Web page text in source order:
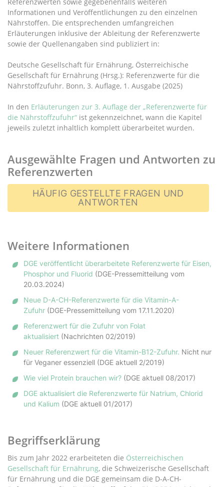
Informationen und Veröffentlichungen zu den einzelnen
Nährstoffen. Die entsprechenden umfangreichen
Erläuterungen inklusive der Ableitung der Referenzwerte
sowie der Quellenangaben sind publiziert in:
Deutsche Gesellschaft für Ernährung, Österreichische
Gesellschaft für Ernährung (Hrsg.): Referenzwerte für die
Nährstoffzufuhr. Bonn, 3. Auflage, 1. Ausgabe (2025)
In den Erläuterungen zur 3. Auflage der „Referenzwerte für
die Nährstoffzufuhr“ ist gekennzeichnet, wann die Kapitel
jeweils zuletzt inhaltlich komplett überarbeitet wurden.
Ausgewählte Fragen und Antworten zu
Referenzwerten
HÄUFIG GESTELLTE FRAGEN UND
ANTWORTEN
Weitere Informationen
DGE veröffentlicht überarbeitete Referenzwerte für Eisen,
Phosphor und Fluorid (DGE-Pressemitteilung vom
20.03.2024)
Neue D-A-CH-Referenzwerte für die Vitamin-A-
Zufuhr (DGE-Pressemitteilung vom 17.11.2020)
Referenzwert für die Zufuhr von Folat
aktualisiert (Nachrichten 02/2019)
Neuer Referenzwert für die Vitamin-B12-Zufuhr. Nicht nur
für Veganer essenziell (DGE aktuell 2/2019)
Wie viel Protein brauchen wir? (DGE aktuell 08/2017)
DGE aktualisiert die Referenzwerte für Natrium, Chlorid
und Kalium (DGE aktuell 01/2017)
Begriffserklärung
Bis zum Jahr 2022 erarbeiteten die Österreichischen
Gesellschaft für Ernährung, die Schweizerische Gesellschaft
für Ernährung und die DGE gemeinsam die D-A-CH-